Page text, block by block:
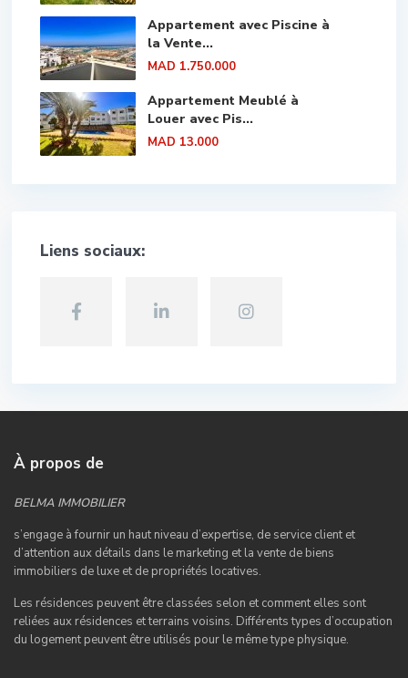
Appartement avec Piscine à
la Vente...
MAD 1.750.000
Appartement Meublé à
Louer avec Pis...
MAD 13.000
Liens sociaux:
À propos de
BELMA IMMOBILIER
s’engage à fournir un haut niveau d’expertise, de service client et
d’attention aux détails dans le marketing et la vente de biens
immobiliers de luxe et de propriétés locatives.
Les résidences peuvent être classées selon et comment elles sont
reliées aux résidences et terrains voisins. Différents types d’occupation
du logement peuvent être utilisés pour le même type physique.